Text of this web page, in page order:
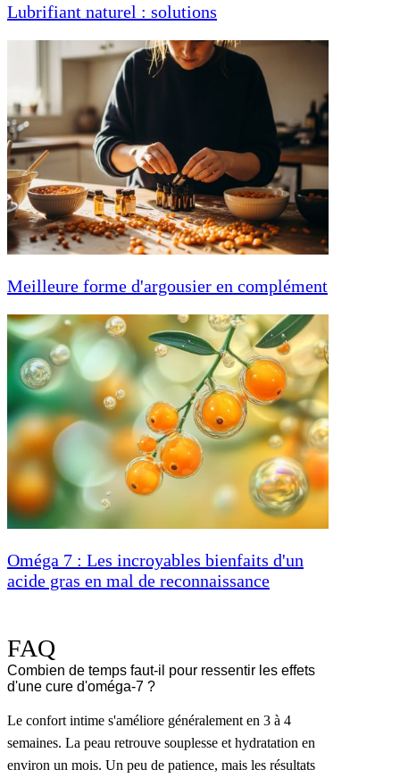
Lubrifiant naturel : solutions
Meilleure forme d'argousier en complément
Oméga 7 : Les incroyables bienfaits d'un
acide gras en mal de reconnaissance
FAQ
Combien de temps faut-il pour ressentir les effets
d'une cure d'oméga-7 ?
Le confort intime s'améliore généralement en 3 à 4
semaines. La peau retrouve souplesse et hydratation en
environ un mois. Un peu de patience, mais les résultats